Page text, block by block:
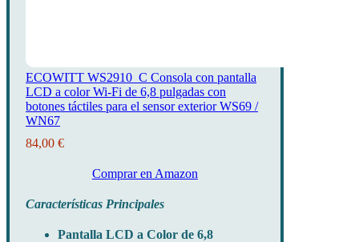
ECOWITT WS2910_C Consola con pantalla
LCD a color Wi-Fi de 6,8 pulgadas con
botones táctiles para el sensor exterior WS69 /
WN67
84,00 €
Comprar en Amazon
Características Principales
Pantalla LCD a Color de 6,8